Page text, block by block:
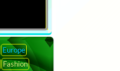
Europe
Fashion